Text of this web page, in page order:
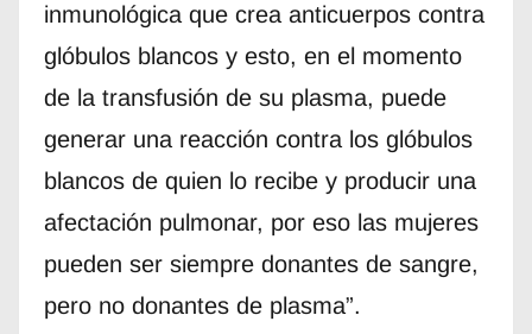
inmunológica que crea anticuerpos contra
glóbulos blancos y esto, en el momento
de la transfusión de su plasma, puede
generar una reacción contra los glóbulos
blancos de quien lo recibe y producir una
afectación pulmonar, por eso las mujeres
pueden ser siempre donantes de sangre,
pero no donantes de plasma”.